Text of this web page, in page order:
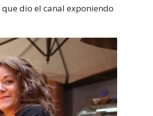
dio el canal exponiendo